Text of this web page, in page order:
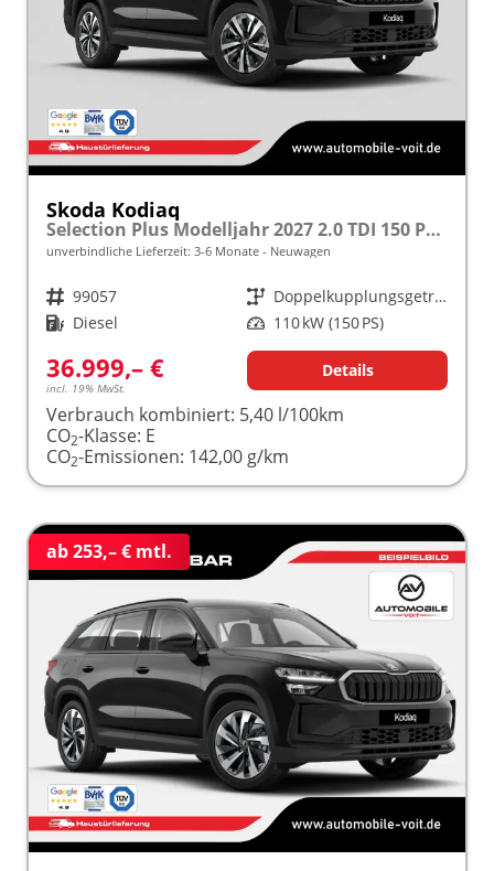
Skoda Kodiaq
Selection Plus Modelljahr 2027 2.0 TDI 150 PS DSG TEMPOMAT/R.KAMERA/SHZ/LED/LENKRADHEIZUNG frei konfigurierbar!
unverbindliche Lieferzeit: 3-6 Monate Neuwagen
Fahrzeugnr. 99057 Getriebe
Doppelkupplungsgetriebe (DSG)
Kraftstoff Diesel Leistung 110 kW (150 PS)
36.999,– €
incl. 19% MwSt.
Details
Verbrauch kombiniert: 5,40 l/100km
CO2-Klasse: E
CO2-Emissionen: 142,00 g/km
ab 253,– € mtl.